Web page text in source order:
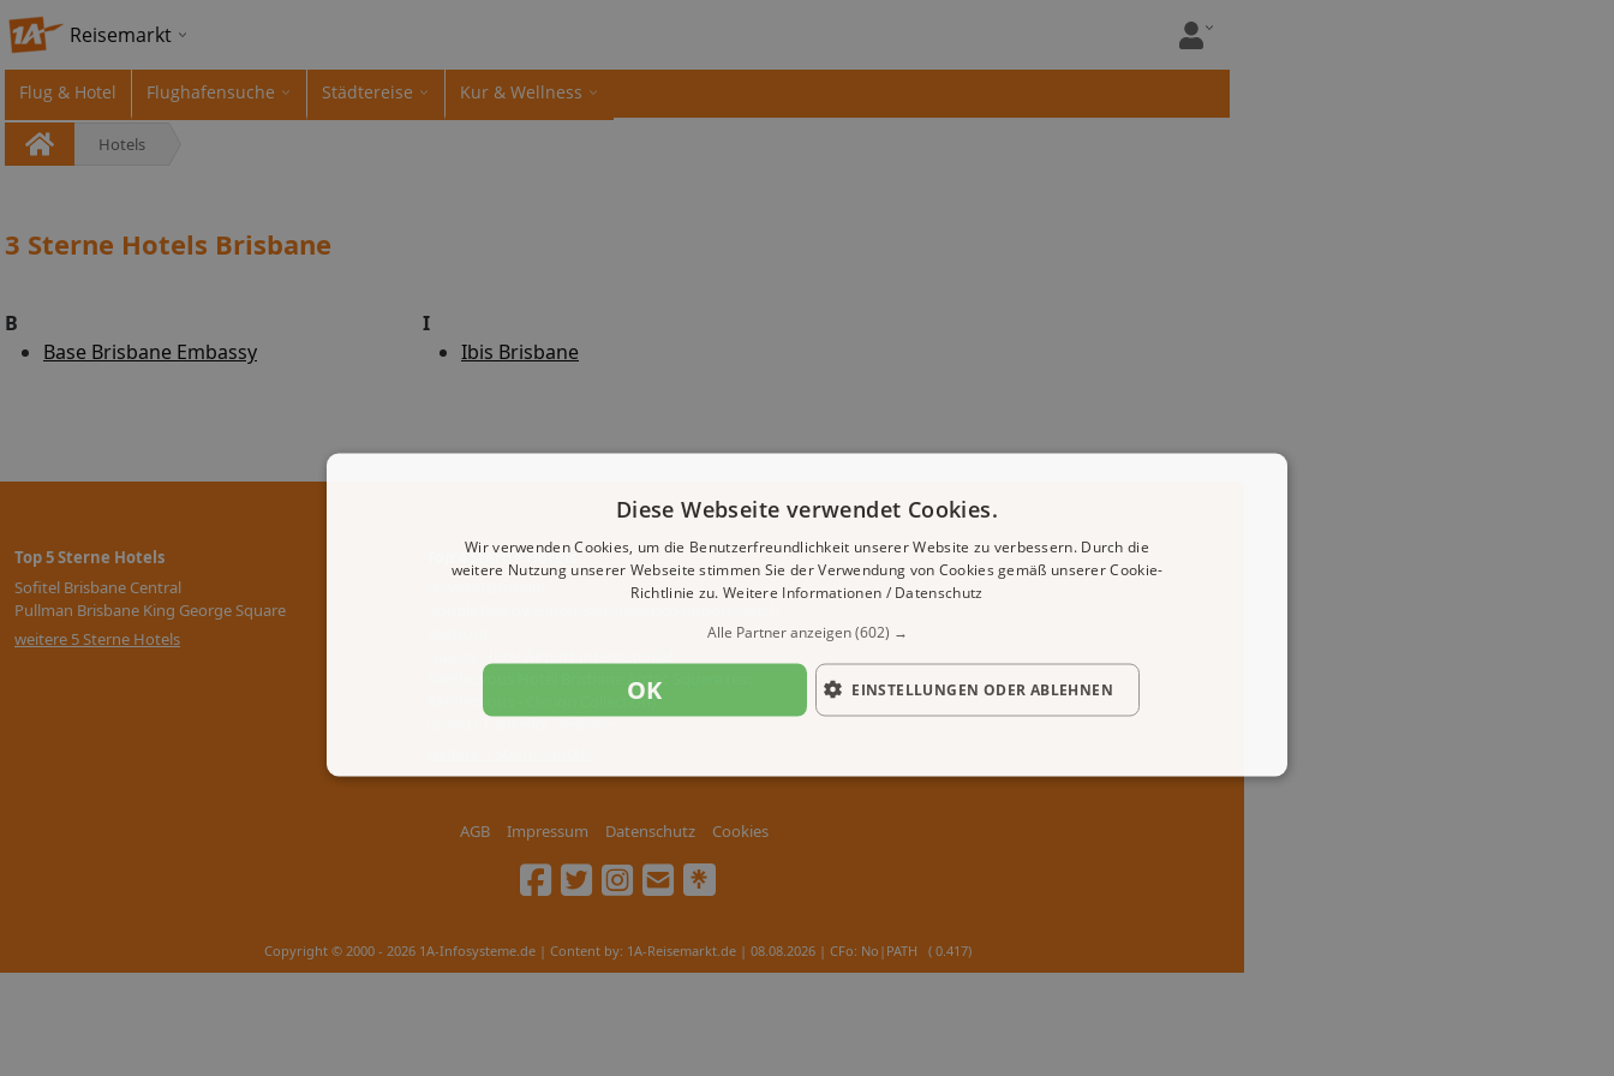
Reisemarkt
Flug & Hotel Flughafensuche Städtereise Kur & Wellness
Hotels
3 Sterne Hotels Brisbane
B
Base Brisbane Embassy
I
Ibis Brisbane
Top 5 Sterne Hotels
Sofitel Brisbane Central
Pullman Brisbane King George Square
weitere 5 Sterne Hotels
Top 4 Sterne Hotels
Rendezvous Hotel Brisbane Anzac Square (ex:
Rendezvous - Clarion Collection)
Grand Chancellor Brisbane
AGB Impressum Datenschutz Cookies
Copyright © 2000 - 2026 1A-Infosysteme.de | Content by: 1A-Reisemarkt.de | 08.08.2026 | CFo: No|PATH ( 0.417)
Diese Webseite verwendet Cookies.
Wir verwenden Cookies, um die Benutzerfreundlichkeit unserer Website zu verbessern. Durch die
weitere Nutzung unserer Webseite stimmen Sie der Verwendung von Cookies gemäß unserer Cookie-
Richtlinie zu. Weitere Informationen / Datenschutz
Alle Partner anzeigen(602) →
OK EINSTELLUNGEN ODER ABLEHNEN